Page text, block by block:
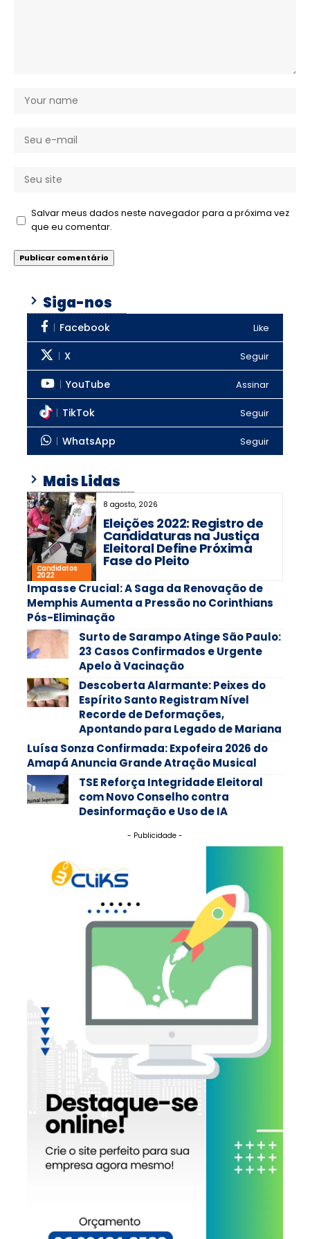
Salvar meus dados neste navegador para a próxima vez
que eu comentar.
Siga-nos
Facebook Like
X Seguir
YouTube Assinar
TikTok Seguir
WhatsApp Seguir
Mais Lidas
8 agosto, 2026
Eleições 2022: Registro de
Candidaturas na Justiça
Eleitoral Define Próxima
Fase do Pleito
Candidatos
2022
Impasse Crucial: A Saga da Renovação de
Memphis Aumenta a Pressão no Corinthians
Pós-Eliminação
Surto de Sarampo Atinge São Paulo:
23 Casos Confirmados e Urgente
Apelo à Vacinação
Descoberta Alarmante: Peixes do
Espírito Santo Registram Nível
Recorde de Deformações,
Apontando para Legado de Mariana
Luísa Sonza Confirmada: Expofeira 2026 do
Amapá Anuncia Grande Atração Musical
TSE Reforça Integridade Eleitoral
com Novo Conselho contra
Desinformação e Uso de IA
- Publicidade -